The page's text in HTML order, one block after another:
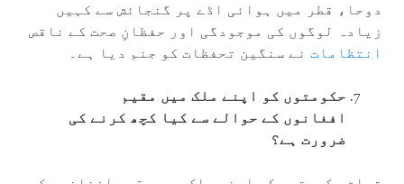
دوحا، قطر میں ہوائی اڈے پر گنجائش سے کہیں
زیادہ لوگوں کی موجودگی اور حفظانِ صحت کے ناقص
انتظامات نے سنگین تحفظات کو جنم دیا ہے۔
حکومتوں کو اپنے ملک میں مقیم
افغانوں کے حوالے سے کیا کچھ کرنے کی
ضرورت ہے؟